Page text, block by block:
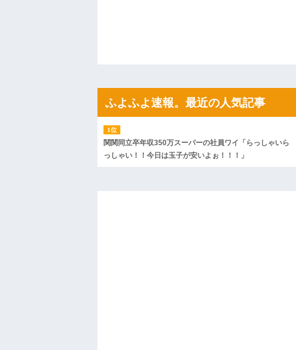
私「ちょっと、人の家の金庫触らないでよ！」
たから、開けてみようとしただけ☆』義兄「泥は
【ネット騒然】惨殺されたタワマン頂き女子の
【愕然】白のクラウン俺氏、高速道路左車線を制
wwwwwwwwwwww
百年の恋12-899 食べた量を張り合ってくる
【悲報】佐藤輝明・・・２軍でも盛大にやらか
ふよふよ速報。最近の人気記事
関関同立卒年収350万スーパーの社員ワイ「らっしゃいら
っしゃい！！今日は玉子が安いよぉ！！！」